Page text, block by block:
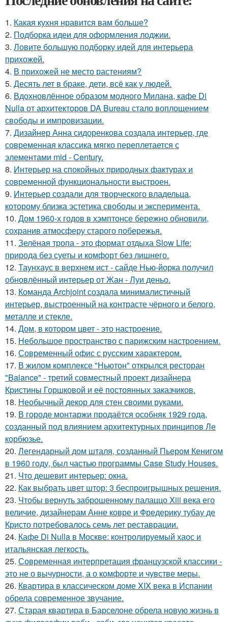
1. Какая кухня нравится вам больше?
2. Подборка идеи для оформления лоджии.
3. Ловите большую подборку идей для интерьера
прихожей.
4. В прихожей не место растениям?
5. Десять лет в браке, дети, всё как у людей.
6. Вдохновлённое образом модного Милана, кафе Di
Nulla от архитекторов DA Bureau стало воплощением
свободы и импровизации.
7. Дизайнер Анна сидоренкова создала интерьер, где
современная классика мягко переплетается с
элементами mid - Century.
8. Интерьер на спокойных природных фактурах и
современной функциональности выстроен.
9. Интерьер создали для творческого владельца,
которому близка эстетика свободы и эксперимента.
10. Дом 1960-х годов в хэмптонсе бережно обновили,
сохранив атмосферу старого побережья.
11. Зелёная тропа - это формат отдыха Slow Life:
природа без суеты и комфорт без лишнего.
12. Таунхаус в верхнем ист - сайде Нью-йорка получил
обновлённый интерьер от Жан - Луи деньо.
13. Команда Archjoint создала минималистичный
интерьер, выстроенный на контрасте чёрного и белого,
металле и стекле.
14. Дом, в котором цвет - это настроение.
15. Небольшое пространство с парижским настроением.
16. Современный офис с русским характером.
17. В жилом комплексе "Ньютон" открылся ресторан
"Balance" - третий совместный проект дизайнера
Кристины Горшковой и её постоянных заказчиков.
18. Необычный декор для стен своими руками.
19. В городе монтаржи продаётся особняк 1929 года,
созданный под влиянием архитектурных принципов Ле
корбюзье.
20. Легендарный дом шталя, созданный Пьером Кенигом
в 1960 году, был частью программы Case Study Houses.
21. Что дешевит интерьер: окна.
22. Как выбрать цвет штор: 3 беспроигрышных решения.
23. Чтобы вернуть заброшенному палаццо Xiii века его
величие, дизайнерам Анне ковре и Фредерику тубау де
Кристо потребовалось семь лет реставрации.
24. Кафе Di Nulla в Москве: контролируемый хаос и
итальянская легкость.
25. Современная интерпретация французской классики -
это не о вычурности, а о комфорте и чувстве меры.
26. Квартира в классическом доме XIX века в Испании
обрела современное звучание.
27. Старая квартира в Барселоне обрела новую жизнь в